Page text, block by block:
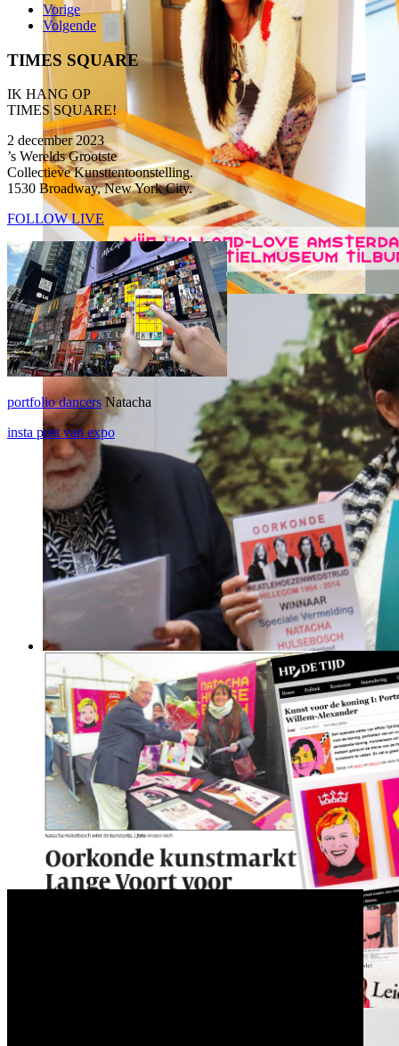
Vorige
Volgende
TIMES SQUARE
IK HANG OP
TIMES SQUARE!
2 december 2023
’s Werelds Grootste
Collectieve Kunsttentoonstelling.
1530 Broadway, New York City.
FOLLOW LIVE
portfolio dancers Natacha
insta post van expo